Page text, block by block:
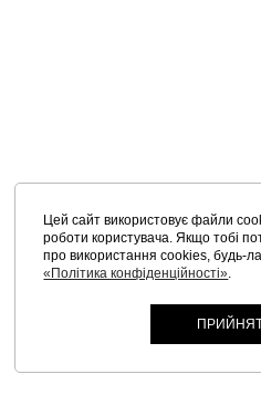
Цей сайт використовує файли
роботи користувача. Якщо тобі
про використання cookies, будь-
«Політика конфіденційності».